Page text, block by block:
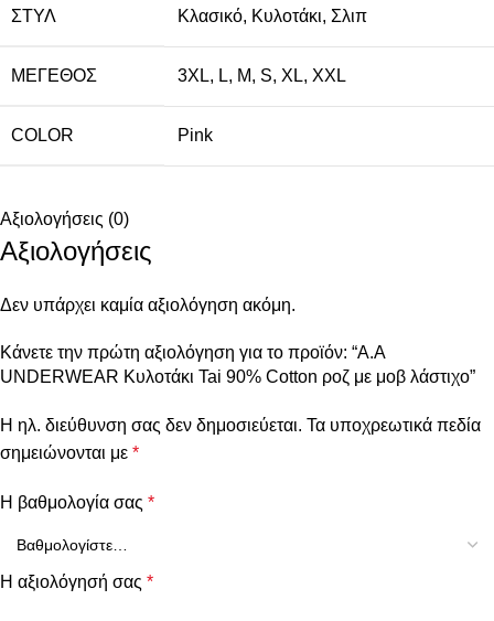
ΣΤΥΛ Κλασικό, Κυλοτάκι, Σλιπ
ΜΈΓΕΘΟΣ 3XL, L, M, S, XL, XXL
COLOR Pink
Αξιολογήσεις (0)
Αξιολογήσεις
Δεν υπάρχει καμία αξιολόγηση ακόμη.
Κάνετε την πρώτη αξιολόγηση για το προϊόν: “A.A
UNDERWEAR Κυλοτάκι Tai 90% Cotton ροζ με μοβ λάστιχο”
Η ηλ. διεύθυνση σας δεν δημοσιεύεται. Τα υποχρεωτικά πεδία
σημειώνονται με *
Η βαθμολογία σας *
Η αξιολόγησή σας *